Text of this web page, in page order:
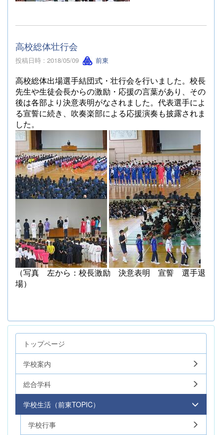
高校総体壮行会
投稿日時 : 2018/05/09 前東
高校総体出場選手結団式・壮行会を行いました。校長
先生や生徒会長からの激励・応援の言葉があり、その
後は各部より決意表明がなされました。代表選手によ
る宣誓に続き、吹奏楽部による応援演奏も披露されま
した。
（写真 左から：校長激励 決意表明 宣誓 選手退
場）
トップページ
学校案内
総合学科
学校生活（前東TOPIC）
学校行事